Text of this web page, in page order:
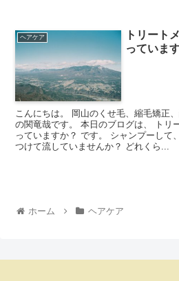
ヘアケア
トリート
っていま
こんにちは。 岡山のくせ毛、縮毛矯正
の関竜哉です。 本日のブログは、 トリ
っていますか？ です。 シャンプーして
つけて流していませんか？ どれくら...
ホーム ヘアケア